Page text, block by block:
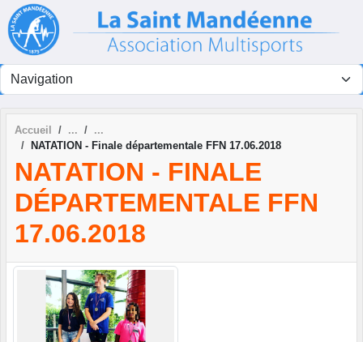
Accueil
NATATION - Finale départementale FFN 17.06.2018
NATATION - FINALE
DÉPARTEMENTALE FFN
17.06.2018
Panneau de gestion des cookies